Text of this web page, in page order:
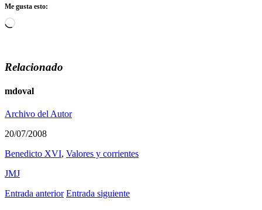
Me gusta esto:
Cargando...
Relacionado
mdoval
Archivo del Autor
20/07/2008
Benedicto XVI, Valores y corrientes
JMJ
Entrada anterior Entrada siguiente